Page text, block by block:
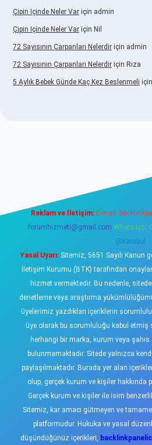
Çipin Içinde Neler Var için admin
Çipin Içinde Neler Var için Nil
72 Sayısının Çarpanları Nelerdir için admin
72 Sayısının Çarpanları Nelerdir için Rıza
5 Aylık Bebek Günde Kaç Kez Beslenmeli için
Reklam ve İletişim: E-mail:
forumhizmeti@gmail.com Whatsapp:
@karabul
Yasal Uyarı:Sitemiz, 5651 Sayılı Kanun
İletişim Kurumu (BTK) tarafından
hizmet vermektedir. Bu nedenle,
denetleme veya araştırma
üyelerimiz yazdıkları içeriklerin
üye olarak bu sorumluluğu kabul etmiş
herhangi bir marka, kurum veya şahıs
bulunmamaktadır. Sitede yalnızca
paylaşılmaktadır. Burada yer alan
olup, gerçek kurum ve kişiler hakkında
Gerçek kurum ve kişiler ile isim
Sitemiz, kar amacı gütmeyen ve
platformudur. Hukuka ve yasal
düşündüğünüz içerikleri,